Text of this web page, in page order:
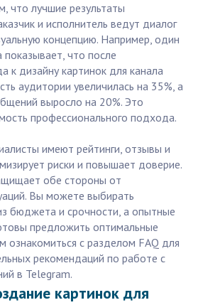
что лучшие результаты
и исполнитель ведут диалог
концепцию. Например, один
что после
к дизайну картинок для канала
аудитории увеличилась на 35%, а
выросло на 20%. Это
профессионального подхода.
имеют рейтинги, отзывы и
риски и повышает доверие.
обе стороны от
Вы можете выбирать
бюджета и срочности, а опытные
предложить оптимальные
ознакомиться с разделом FAQ для
рекомендаций по работе с
в Telegram.
картинок для